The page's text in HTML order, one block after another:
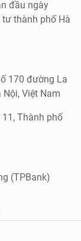
đầu ngày
thành phố Hà
170 đường La
Việt Nam
Thành phố
(TPBank)